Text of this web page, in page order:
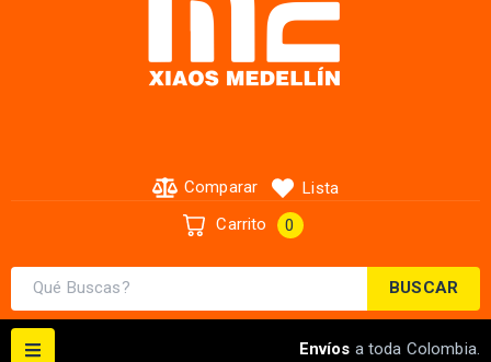
BUSCAR
Comparar
Lista
Carrito
0
Envíos a toda Colombia.